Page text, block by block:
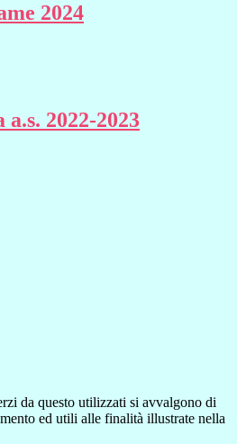
2024
2022-2023
da questo utilizzati si avvalgono di
ed utili alle finalità illustrate nella